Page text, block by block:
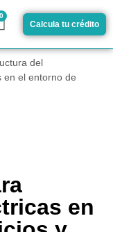
0
Calcula tu crédito
del
en el entorno de
en